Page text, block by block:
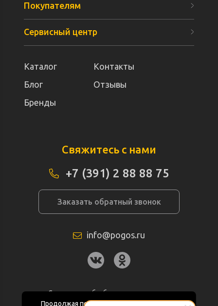
Продолжая пользоваться данным сайтом
Покупателям
Сервисный центр
Каталог
Контакты
Блог
Отзывы
Бренды
Свяжитесь с нами
+7 (391) 2 88 88 75
Заказать обратный звонок
info@pogos.ru
Согласие на обработку персональных
данных